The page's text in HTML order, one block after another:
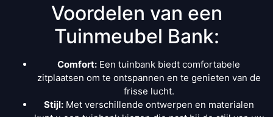
Voordelen van een
Tuinmeubel Bank:
Comfort: Een tuinbank biedt comfortabele
zitplaatsen om te ontspannen en te genieten van de
frisse lucht.
Stijl:Met verschillende ontwerpen en materialen